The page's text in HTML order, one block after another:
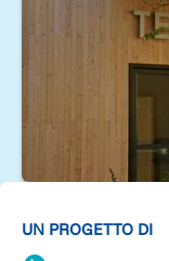
UN PROGETTO DI